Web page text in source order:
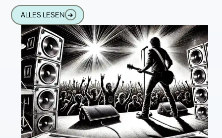
einmal nach einem
ALLES LESEN ➔